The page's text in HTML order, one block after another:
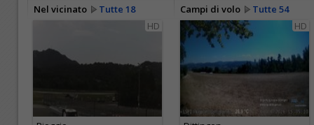
Nel vicinato Tutte 18 Campi di volo
Tutte 54
HD
HD